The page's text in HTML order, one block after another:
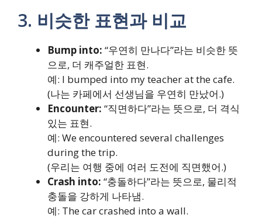
3. 비슷한 표현과 비교
Bump into: “우연히 만나다”라는 비슷한 뜻
으로, 더 캐주얼한 표현.
예: I bumped into my teacher at the cafe.
(나는 카페에서 선생님을 우연히 만났어.)
Encounter: “직면하다”라는 뜻으로, 더 격식
있는 표현.
예: We encountered several challenges
during the trip.
(우리는 여행 중에 여러 도전에 직면했어.)
Crash into: “충돌하다”라는 뜻으로, 물리적
충돌을 강하게 나타냄.
예: The car crashed into a wall.